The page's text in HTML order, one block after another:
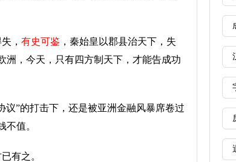
， 有史可鉴 ，秦始皇以郡县治天下，失
洲，今天，只有四方制天下，才能告成功
议”的打击下，还是被亚洲金融风暴席卷过
不值。
有之。